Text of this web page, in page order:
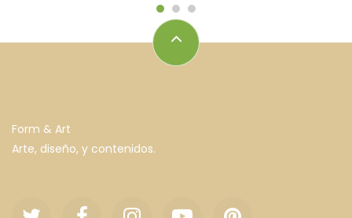
Form & Art
Arte, diseño, y contenidos.